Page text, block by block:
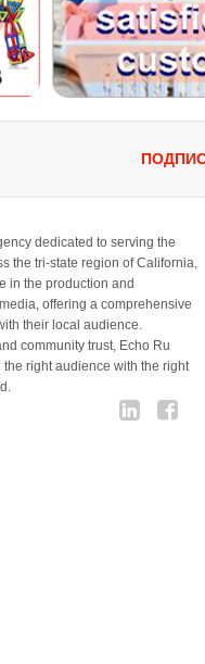
dedicated to serving the
the tri-state region of California,
in the production and
offering a comprehensive
their local audience.
community trust, Echo Ru
right audience with the right